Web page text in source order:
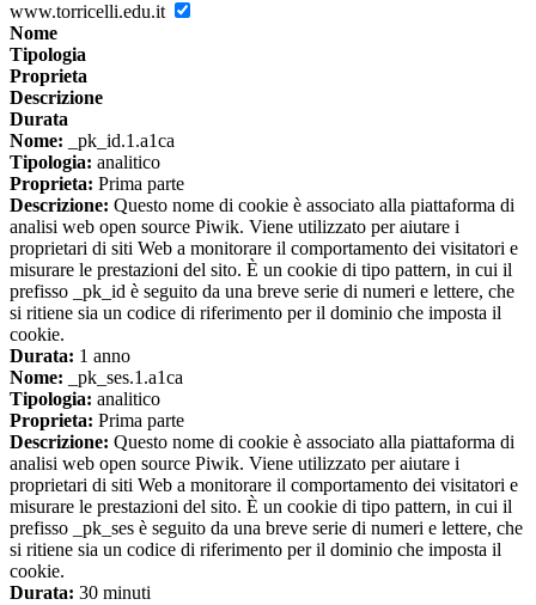
www.torricelli.edu.it
Nome
Tipologia
Proprieta
Descrizione
Durata
Nome: _pk_id.1.a1ca
Tipologia: analitico
Proprieta: Prima parte
Descrizione: Questo nome di cookie è associato alla piattaforma di
analisi web open source Piwik. Viene utilizzato per aiutare i
proprietari di siti Web a monitorare il comportamento dei visitatori e
misurare le prestazioni del sito. È un cookie di tipo pattern, in cui il
prefisso _pk_id è seguito da una breve serie di numeri e lettere, che
si ritiene sia un codice di riferimento per il dominio che imposta il
cookie.
Durata: 1 anno
Nome: _pk_ses.1.a1ca
Tipologia: analitico
Proprieta: Prima parte
Descrizione: Questo nome di cookie è associato alla piattaforma di
analisi web open source Piwik. Viene utilizzato per aiutare i
proprietari di siti Web a monitorare il comportamento dei visitatori e
misurare le prestazioni del sito. È un cookie di tipo pattern, in cui il
prefisso _pk_ses è seguito da una breve serie di numeri e lettere, che
si ritiene sia un codice di riferimento per il dominio che imposta il
cookie.
Durata: 30 minuti